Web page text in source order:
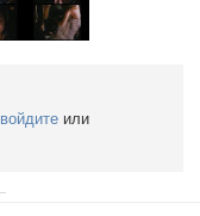
войдите или